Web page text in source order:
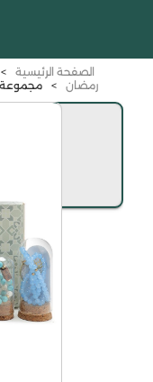
الصفحة الرئيسية >
رمضان
> مجموعة